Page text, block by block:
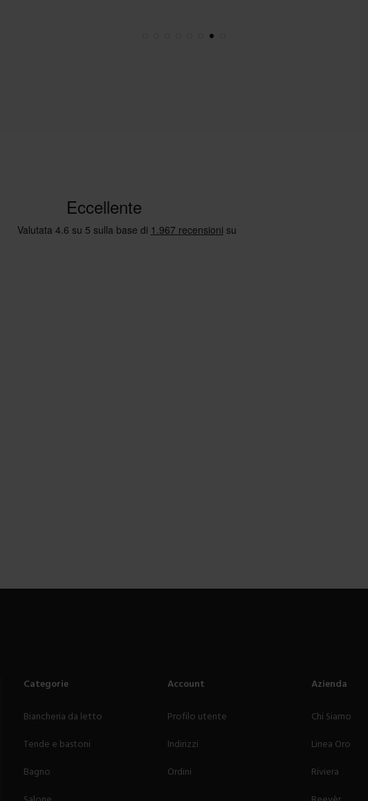
Categorie
Biancheria da letto
Tende e bastoni
Bagno
Account
Profilo utente
Indirizzi
Ordini
Azienda
Chi Siamo
Linea Oro
Riviera